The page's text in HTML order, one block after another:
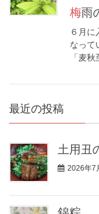
梅
６月に
なって
「麦
最近の投稿
土用丑
2026年7